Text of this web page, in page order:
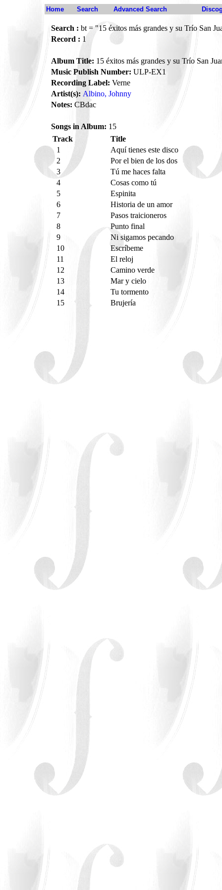
Home Search Advanced Search
Search : bt = "15 éxitos más grandes y su Trío San
Record : 1
Album Title: 15 éxitos más grandes y su Trío San
Music Publish Number: ULP-EX1
Recording Label: Verne
Artist(s): Albino, Johnny
Notes: CBdac
Songs in Album: 15
Track
Title
1
Aquí tienes este disco
2
Por el bien de los dos
3
Tú me haces falta
4
Cosas como tú
5
Espinita
6
Historia de un amor
7
Pasos traicioneros
8
Punto final
9
Ni sigamos pecando
10
Escríbeme
11
El reloj
12
Camino verde
13
Mar y cielo
14
Tu tormento
15
Brujería